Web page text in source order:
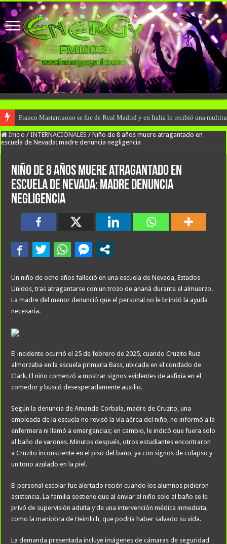
Franco Mastantuono se fue de Real Madrid y en Italia lo recibió una
Inicio / INTERNACIONALES / Niño de 8 años muere atragantado en
escuela de Nevada: madre denuncia negligencia
Niño de 8 años muere atragantado en
escuela de Nevada: madre denuncia
negligencia
Un niño de ocho años falleció en una escuela de Nevada, Estados
Unidos, tras atragantarse con un trozo de ananá durante el almuerzo.
La madre del menor denunció que el personal no le brindó la ayuda
necesaria.
El incidente ocurrió el 25 de febrero de 2025, cuando Cruzito Ruiz
almorzaba en la escuela primaria Bass, ubicada en el condado de
Clark. El niño comenzó a mostrar signos evidentes de asfixia en el
comedor y buscó desesperadamente auxilio.
Según la denuncia de Amanda Corbala, madre de Cruzito, una
empleada de la escuela no revisó la vía aérea del niño, no informó a la
enfermera ni llamó a emergencias; en cambio, le indicó que fuera solo
al baño de varones. Minutos después, otros estudiantes encontraron
a Cruzito inconsciente en el piso del baño, ya con signos de colapso y
un tono azulado en la piel.
El personal escolar fue alertado recién cuando los alumnos pidieron
asistencia. La familia sostiene que al enviar al niño solo al baño se le
privó de supervisión adulta y de una intervención médica inmediata,
como la maniobra de Heimlich, que podría haber salvado su vida.
La demanda presentada incluye imágenes de cámaras de seguridad